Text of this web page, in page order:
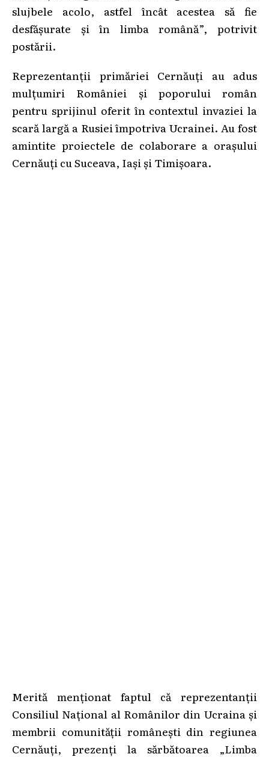
slujbele acolo, astfel încât acestea să fie
desfășurate și în limba română”, potrivit
postării.
Reprezentanții primăriei Cernăuți au adus
mulțumiri României și poporului român
pentru sprijinul oferit în contextul invaziei la
scară largă a Rusiei împotriva Ucrainei. Au fost
amintite proiectele de colaborare a orașului
Cernăuți cu Suceava, Iași și Timișoara.
Merită menționat faptul că reprezentanții
Consiliul Național al Românilor din Ucraina și
membrii comunității românești din regiunea
Cernăuți, prezenți la sărbătoarea „Limba